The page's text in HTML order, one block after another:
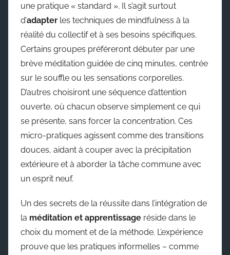
une pratique « standard ». Il s’agit surtout
d’adapter les techniques de mindfulness à la
réalité du collectif et à ses besoins spécifiques.
Certains groupes préféreront débuter par une
brève méditation guidée de cinq minutes, centrée
sur le souffle ou les sensations corporelles.
D’autres choisiront une séquence d’attention
ouverte, où chacun observe simplement ce qui
se présente, sans forcer la concentration. Ces
micro-pratiques agissent comme des transitions
douces, aidant à couper avec la précipitation
extérieure et à aborder la tâche commune avec
un esprit neuf.
Un des secrets de la réussite dans l’intégration de
la méditation et apprentissage réside dans le
choix du moment et de la méthode. L’expérience
prouve que les pratiques informelles – comme